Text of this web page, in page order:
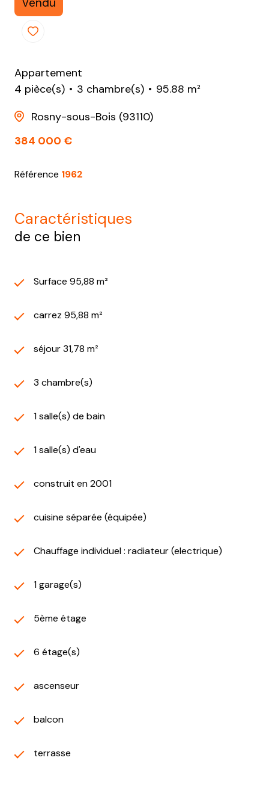
Appartement
4 pièce(s)
3 chambre(s)
95.88 m²
Rosny-sous-Bois (93110)
384 000 €
Référence 1962
caractéristiques
de ce bien
Surface 95,88 m²
carrez 95,88 m²
séjour 31,78 m²
3 chambre(s)
1 salle(s) de bain
1 salle(s) d'eau
construit en 2001
cuisine séparée (équipée)
Chauffage individuel : radiateur (electrique)
1 garage(s)
5ème étage
6 étage(s)
ascenseur
balcon
terrasse